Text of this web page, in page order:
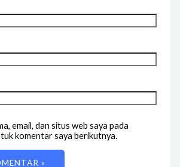
email, dan situs web saya pada
komentar saya berikutnya.